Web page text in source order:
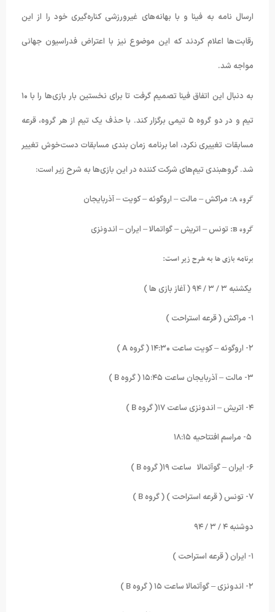
ارسال نامه به فینا و با بهانه‌های غیرورزشی کناره‌گیری خود را از این
رقابت‌ها اعلام کردند که این موضوع نیز با اعتراض فدراسیون جهانی
مواجه شد.
به دنبال این اتفاق فینا تصمیم گرفت تا برای نخستین بار بازی‌ها را با ۱۰
تیم و در دو گروه ۵ تیمی برگزار کند. با حذف یک تیم از هر گروه، قرعه
مسابقات تغییری نکرد، اما برنامه زمان بندی مسابقات دست‌خوش تغییر
شد. گروهبندی تیم‌های شرکت کننده در این بازی‌ها به شرح زیر است:
گروه A: مراکش – مالت – اروگوئه – کویت – آذربایجان
گروه B: تونس – اتریش – گواتمالا – ایران – اندونزی
برنامه بازی ها به شرح زیر است:
یکشنبه ۳ / ۳ / ۹۴ ( آغاز بازی ها )
۲- اروگوئه – کویت ساعت ۱۴:۳۰ ( گروه A
)
۳- مالت – آذربایجان ساعت ۱۵:۴۵ ( گروه B
)
۴- اتریش – اندونزی ساعت ۱۷( گروه B
)
۶- ایران – گوآتمالا ساعت ۱۹( گروه B
)
۷- تونس ( قرعه استراحت ) ( گروه B
)
دوشنبه ۴ / ۳ / ۹۴
۲- اندونزی – گوآتمالا ساعت ۱۵ ( گروه B
)